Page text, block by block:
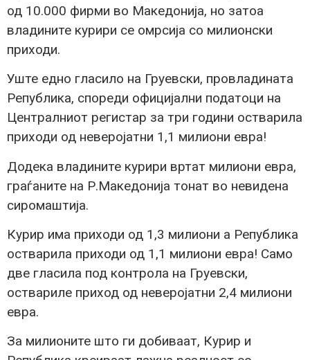
од 10.000 фирми во Македонија, но затоа
владините курири се омрсија со милионски
приходи.
Уште едно гласило на Груевски, провладината
Република, спореди официјални податоци на
Централниот регистар за три години остварила
приходи од неверојатни 1,1 милиони евра!
Додека владините курири вртат милиони евра,
граѓаните на Р.Македонија тонат во невидена
сиромаштија.
Курир има приходи од 1,3 милиони а Република
остварила приходи од 1,1 милиони евра! Само
две гласила под контрола на Груевски,
оствариле приход од неверојатни 2,4 милиони
евра.
За милионите што ги добиваат, Курир и